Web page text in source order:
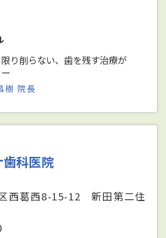
り削らない、歯を残す治療が
樹 院長
科医院
西葛西8-15-12 新田第二住